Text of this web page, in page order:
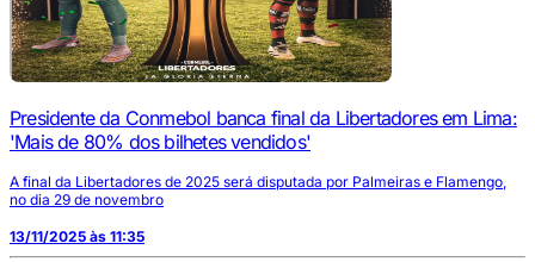
Presidente da Conmebol banca final da Libertadores em Lima:
'Mais de 80% dos bilhetes vendidos'
A final da Libertadores de 2025 será disputada por Palmeiras e Flamengo,
no dia 29 de novembro
13/11/2025 às 11:35